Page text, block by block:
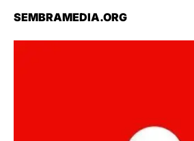
SEMBRAMEDIA.ORG